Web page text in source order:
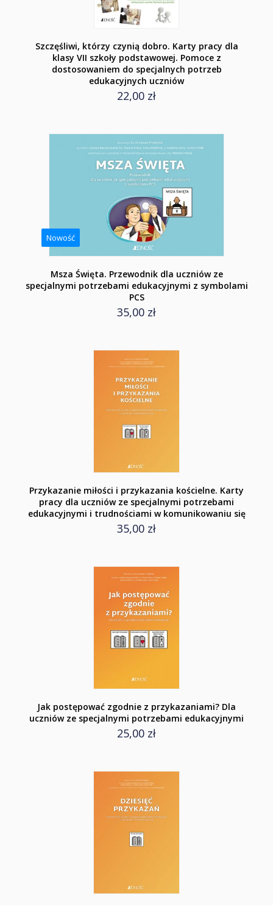
Szczęśliwi, którzy czynią dobro. Karty pracy dla
klasy VII szkoły podstawowej. Pomoce z
dostosowaniem do specjalnych potrzeb
edukacyjnych uczniów
22,00 zł
Nowość
Msza Święta. Przewodnik dla uczniów ze
specjalnymi potrzebami edukacyjnymi z symbolami
PCS
35,00 zł
Przykazanie miłości i przykazania kościelne. Karty
pracy dla uczniów ze specjalnymi potrzebami
edukacyjnymi i trudnościami w komunikowaniu się
35,00 zł
Jak postępować zgodnie z przykazaniami? Dla
uczniów ze specjalnymi potrzebami edukacyjnymi
25,00 zł